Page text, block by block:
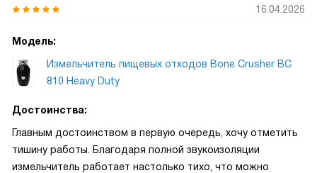
16.04.2026
Модель:
Измельчитель пищевых отходов Bone Crusher BC
810 Heavy Duty
Достоинства:
Главным достоинством в первую очередь, хочу отметить
тишину работы. Благодаря полной звукоизоляции
измельчитель работает настолько тихо, что можно